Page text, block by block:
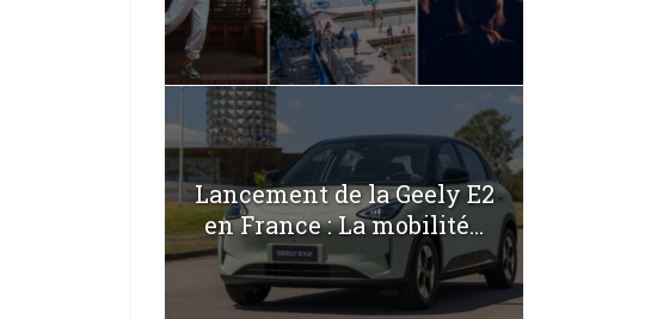
Lancement de la Geely E2
en France : La mobilité...